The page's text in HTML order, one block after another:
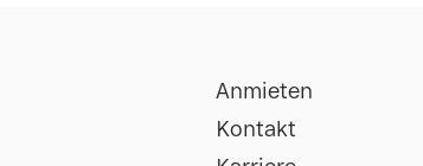
Anmieten
Kontakt